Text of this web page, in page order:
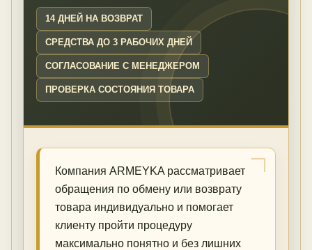
14 ДНЕЙ НА ВОЗВРАТ
СРЕДСТВА ДО 3 РАБОЧИХ ДНЕЙ
СОГЛАСОВАНИЕ С МЕНЕДЖЕРОМ
ПРОВЕРКА СОСТОЯНИЯ ТОВАРА
Компания ARMEYKA рассматривает
обращения по обмену или возврату
товара индивидуально и помогает
клиенту пройти процедуру
максимально понятно и без лишних